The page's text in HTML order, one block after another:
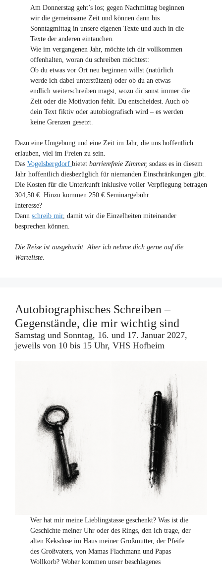
Am Donnerstag geht’s los; gegen Nachmittag beginnen
wir die gemeinsame Zeit und können dann bis
Sonntagmittag in unsere eigenen Texte und auch in die
Texte der anderen eintauchen.
Wie im vergangenen Jahr, möchte ich dir vollkommen
offenhalten, woran du schreiben möchtest:
Ob du etwas vor Ort neu beginnen willst (natürlich
werde ich dabei unterstützen) oder ob du an etwas
endlich weiterschreiben magst, wozu dir sonst immer die
Zeit oder die Motivation fehlt. Du entscheidest. Auch ob
dein Text fiktiv oder autobiografisch wird – es werden
keine Grenzen gesetzt.
Dazu eine Umgebung und eine Zeit im Jahr, die uns hoffentlich
erlauben, viel im Freien zu sein.
Das Vogelsbergdorf bietet barrierefreie Zimmer, sodass es in diesem
Jahr hoffentlich diesbezüglich für niemanden Einschränkungen gibt.
Die Kosten für die Unterkunft inklusive voller Verpflegung betragen
304,50 €. Hinzu kommen 250 € Seminargebühr.
Interesse?
Dann schreib mir, damit wir die Einzelheiten miteinander
besprechen können.
Die Reise ist ausgebucht. Aber ich nehme dich gerne auf die
Warteliste.
Autobiographisches Schreiben –
Gegenstände, die mir wichtig sind
Samstag und Sonntag, 16. und 17. Januar 2027,
jeweils von 10 bis 15 Uhr, VHS Hofheim
Wer hat mir meine Lieblingstasse geschenkt? Was ist die
Geschichte meiner Uhr oder des Rings, den ich trage, der
alten Keksdose im Haus meiner Großmutter, der Pfeife
des Großvaters, von Mamas Flachmann und Papas
Wollkorb? Woher kommen unser beschlagenes